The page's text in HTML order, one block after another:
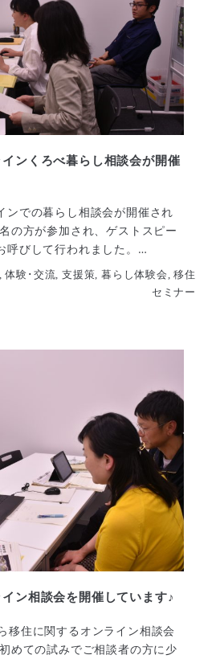
インくろべ暮らし相談会が開催
ンでの暮らし相談会が開催され
の方が参加され、ゲストスピー
呼びして行われました。…
体験･交流, 支援策, 暮らし体験会, 移住
セミナー
イン相談会を開催しています♪
移住に関するオンライン相談会
めての試みでご相談者の方に少